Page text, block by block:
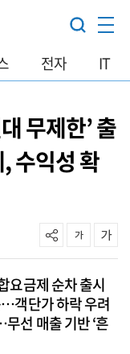
전자 IT
무제한’ 출
수익성 확
요금제 순차 출시
객단가 하락 우려
선 매출 기반 ‘흔